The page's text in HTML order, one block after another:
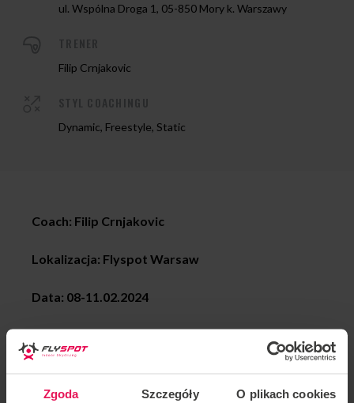
Zgoda Szczegóły O plikach cookies
ul. Wspólna Droga 1, 05-850 Mory k. Warszawy
Filip Crnjakovic
Dynamic, Freestyle, Static
Coach: Filip Crnjakovic
Lokalizacja: Flyspot Warsaw
Data: 08-11.02.2024
Wielokrotny mistrz w lataniu dynamicznym Filip
Crnjakovic znów w Warszawie!
Zapraszamy Pro na każdym etapie zaawansowania.